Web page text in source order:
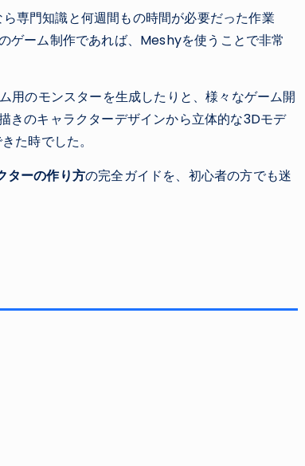
専門知識と何週間もの時間が必要だった作業
ゲーム制作であれば、Meshyを使うことで非常
用のモンスターを生成したりと、様々なゲーム開
きのキャラクターデザインから立体的な3Dモデ
た時でした。
ターの作り方の完全ガイドを、初心者の方でも迷